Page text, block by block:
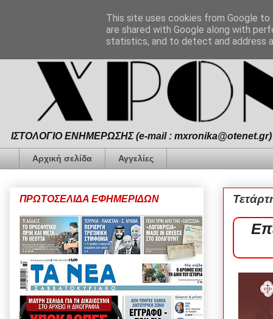
ΙΣΤΟΛΟΓΙΟ ΕΝΗΜΕΡΩΣΗΣ (e-mail :
Αρχική σελίδα Αγγελίες
ΠΡΩΤΟΣΕΛΙΔΑ ΕΦΗΜΕΡΙΔΩΝ
This site uses cookies from Google
are shared with Google along with
statistics, and to detect and address